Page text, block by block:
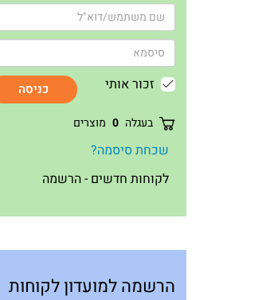
זכור אותי כניסה
בעגלה 0 מוצרים
שכחת סיסמה?
לקוחות חדשים - הרשמה
הרשמה למועדון לקוחות